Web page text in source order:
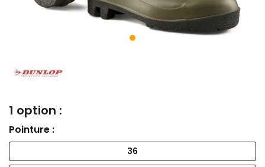
1 option :
Pointure :
36